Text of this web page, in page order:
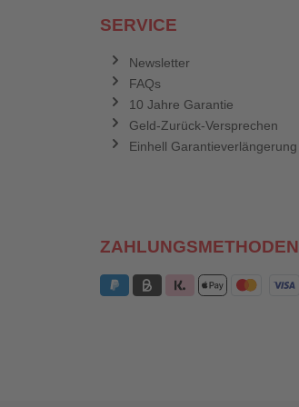
SERVICE
Newsletter
FAQs
10 Jahre Garantie
Geld-Zurück-Versprechen
Einhell Garantieverlängerung
ZAHLUNGSMETHODEN